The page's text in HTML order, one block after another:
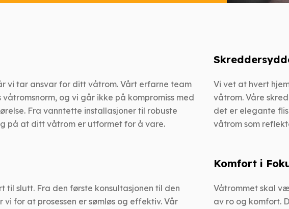
vi tar ansvar for ditt våtrom. Vårt erfarne team
og vi går ikke på kompromiss med
Fra vanntette installasjoner til robuste
på at ditt våtrom er utformet for å vare.
til slutt. Fra den første konsultasjonen til den
for at prosessen er sømløs og effektiv. Vår
Vi vet at hvert
våtrom. Våre
det er elegante
våtrom som
Komfort i
Våtrommet skal
av ro og komfort.